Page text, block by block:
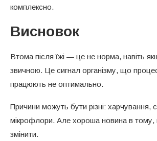
комплексно.
Висновок
Втома після їжі — це не норма, навіть
звичною. Це сигнал організму, що
працюють не оптимально.
Причини можуть бути різні: харчування,
мікрофлори. Але хороша новина в
змінити.